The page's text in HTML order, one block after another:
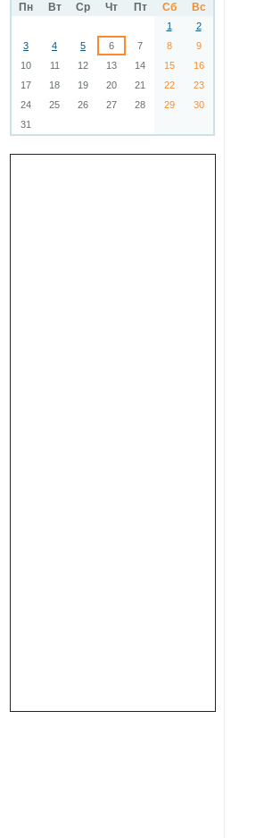
Пн Вт Ср Чт Пт Сб Вс
1
2
3
4 5 6 7 8
9
10
11 12 13 14 15
16
17
18 19 20 21 22
23
24
25 26 27 28 29
30
31